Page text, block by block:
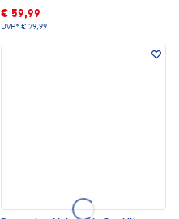
€ 59,99
UVP* € 79,99